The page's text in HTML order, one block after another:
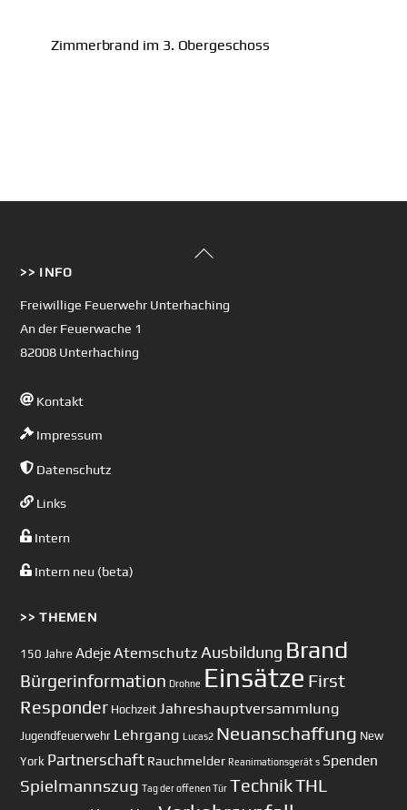
Zimmerbrand im 3. Obergeschoss
Back
>> INFO
Freiwillige Feuerwehr Unterhaching
An der Feuerwache 1
82008 Unterhaching
Kontakt
Impressum
Datenschutz
Links
Intern
Intern neu (beta)
>> THEMEN
150 Jahre AdejeAtemschutz Ausbildung Brand
Bürgerinformation Drohne Einsätze First
Responder Hochzeit Jahreshauptversammlung
Jugendfeuerwehr Lehrgang Lucas2 Neuanschaffung New
York Partnerschaft Rauchmelder Reanimationsgerät s Spenden
Spielmannszug Tag der offenen Tür TechnikTHL